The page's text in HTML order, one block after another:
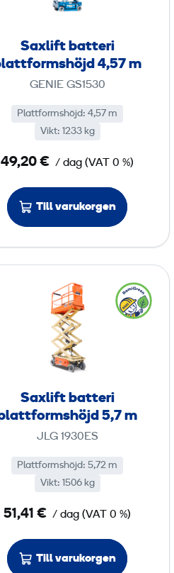
t
b
t
e
p
l
a
t
t
f
o
r
m
s
ö
j
d
,
7
m
Saxlift batteri
4,57 m
GENIE GS1530
Plattformshöjd: 4,57 m
Vikt: 1233 kg
49,20 € / dag (VAT 0 %)
Till varukorgen
a
x
l
i
f
t
b
t
e
p
l
Saxlift batteri
5,7 m
JLG 1930ES
Plattformshöjd: 5,72 m
Vikt: 1506 kg
51,41 € / dag (VAT 0 %)
Till varukorgen